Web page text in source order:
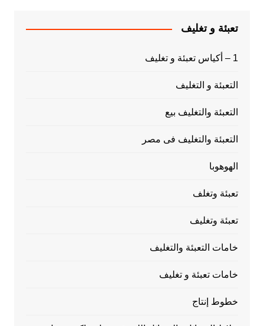
تعبئة و تغليف
1 – أكياس تعبئة و تغليف
التعبئة و التغليف
التعبئة والتغليف بيع
التعبئة والتغليف فى مصر
الهوهوبا
تعبئة وتغلف
تعبئة وتغليف
خامات التعبئة والتغليف
خامات تعبئة و تغليف
خطوط إنتاج